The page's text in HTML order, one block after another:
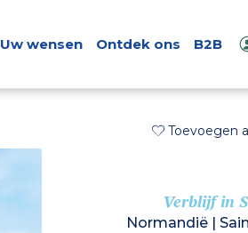
Uw wensen Ontdek ons B2B
Toevoegen
Verblijf in
Normandië|